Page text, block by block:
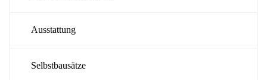
Ausstattung
Selbstbausätze